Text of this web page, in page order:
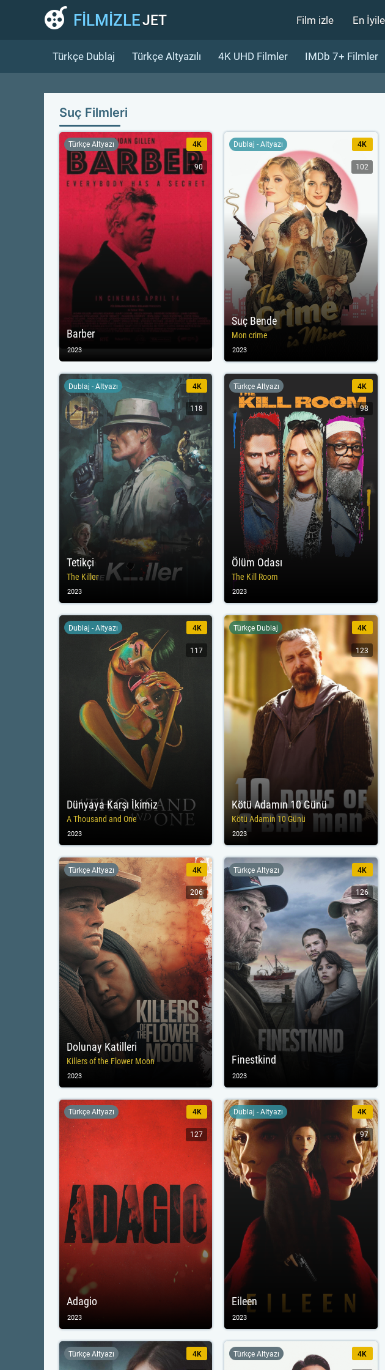
FİLMİZLEJET Film izle En
Türkçe Dublaj Türkçe Altyazılı 4K UHD Filmler IMDb 7+ Filmler
Suç Filmleri
Barber
Türkçe Altyazı 4K
90
2023
Suç Bende
Mon crime
Dublaj - Altyazı 4K
102
2023
Tetikçi
The Killer
Dublaj - Altyazı 4K
118
2023
Ölüm Odası
The Kill Room
Türkçe Altyazı 4K
98
2023
Dünyaya Karşı İkimiz
A Thousand and One
Dublaj - Altyazı 4K
117
2023
Kötü Adamın 10 Günü
Kötü Adamin 10 Günü
Türkçe Dublaj 4K
123
2023
Dolunay Katilleri
Killers of the Flower Moon
Türkçe Altyazı 4K
206
2023
Finestkind
Türkçe Altyazı 4K
126
2023
Adagio
Türkçe Altyazı 4K
127
2023
Eileen
Dublaj - Altyazı 4K
97
2023
Türkçe Altyazı 4K Türkçe Altyazı 4K